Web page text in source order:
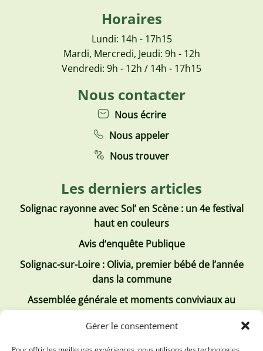
Gérer le consentement
Horaires
Lundi: 14h - 17h15
Mardi, Mercredi, Jeudi: 9h - 12h
Vendredi: 9h - 12h / 14h - 17h15
Nous contacter
Nous écrire
Nous appeler
Nous trouver
Les derniers articles
Solignac rayonne avec Sol’ en Scène : un 4e festival
haut en couleurs
Avis d’enquête Publique
Solignac-sur-Loire : Olivia, premier bébé de l’année
dans la commune
Assemblée générale et moments conviviaux au